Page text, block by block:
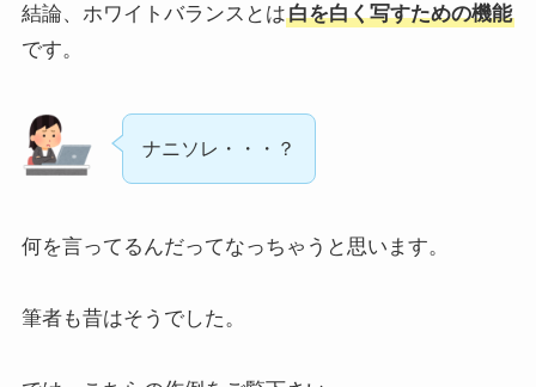
結論、ホワイトバランスとは白を白く写すための機能
です。
ナニソレ・・・？
何を言ってるんだってなっちゃうと思います。
筆者も昔はそうでした。